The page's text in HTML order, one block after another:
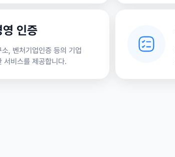
인증
, 벤처기업인증 등의 기업
서비스를 제공합니다.